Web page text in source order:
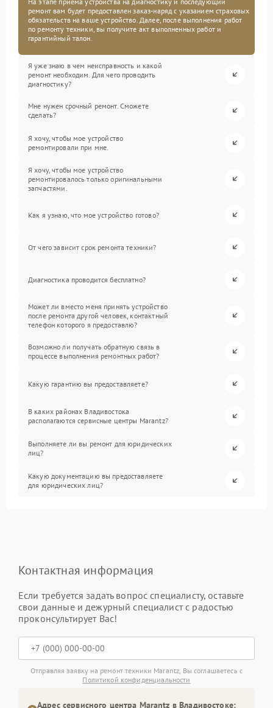
ремонт вам будет предоставлен заказ-наряд с указанием страховых
обязательств на ваше устройство. Далее, после выполнения работ
по ремонту техники, вы получите акт выполненных работ и
гарантийный талон.
Я уже знаю в чем неисправность и какой
ремонт необходим. Для чего проводить
диагностику?
Мне нужен срочный ремонт. Сможете
сделать?
Я хочу, чтобы мое устройство
ремонтировали при мне.
Я хочу, чтобы мое устройство
ремонтировалось только оригинальными
запчастями.
Как я узнаю, что мое устройство готово?
От чего зависит срок ремонта техники?
Диагностика проводится бесплатно?
Может ли вместо меня принять устройство
после ремонта другой человек, контактный
телефон которого я предоставлю?
Возможно ли получать обратную связь в
процессе выполнения ремонтных работ?
Какую гарантию вы предоставляете?
В каких районах Владивостока
располагаются сервисные центры Marantz?
Выполняете ли вы ремонт для юридических
лиц?
Какую документацию вы предоставляете
для юридических лиц?
Контактная информация
Если требуется задать вопрос специалисту, оставьте
свои данные и дежурный специалист с радостью
проконсультирует Вас!
Отправляя заявку на ремонт техники Marantz, Вы соглашаетесь с
Политикой конфиденциальности
Адрес сервисного центра Marantz в Владивостоке: